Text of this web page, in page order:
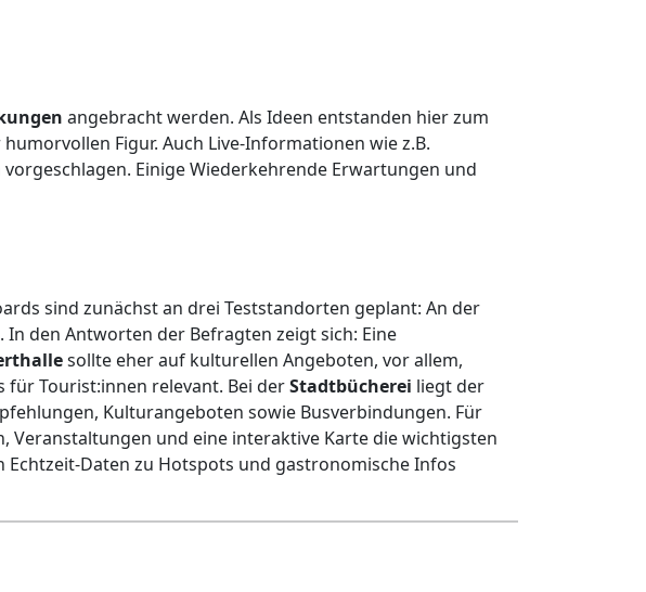
angebracht werden. Als Ideen entstanden hier zum
Figur. Auch Live-Informationen wie z.B.
Einige Wiederkehrende Erwartungen und
sind zunächst an drei Teststandorten geplant: An der
den Antworten der Befragten zeigt sich: Eine
sollte eher auf kulturellen Angeboten, vor allem,
Tourist:innen relevant. Bei derStadtbücherei liegt der
Kulturangeboten sowie Busverbindungen. Für
Veranstaltungen und eine interaktive Karte die wichtigsten
Daten zu Hotspots und gastronomische Infos